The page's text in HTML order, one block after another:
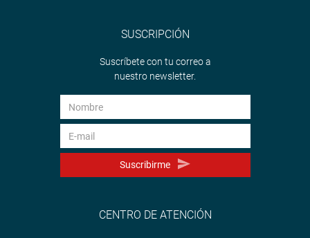
SUSCRIPCIÓN
Suscríbete con tu correo a
nuestro newsletter.
Suscribirme
CENTRO DE ATENCIÓN